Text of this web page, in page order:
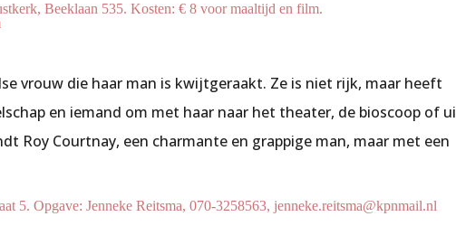
Beeklaan 535. Kosten: € 8 voor maaltijd en film.
vrouw die haar man is kwijtgeraakt. Ze is niet rijk, maar heeft
en iemand om met haar naar het theater, de bioscoop of
Roy Courtnay, een charmante en grappige man, maar met een
5. Opgave: Jenneke Reitsma, 070-3258563, jenneke.reitsma@kpnmail.nl